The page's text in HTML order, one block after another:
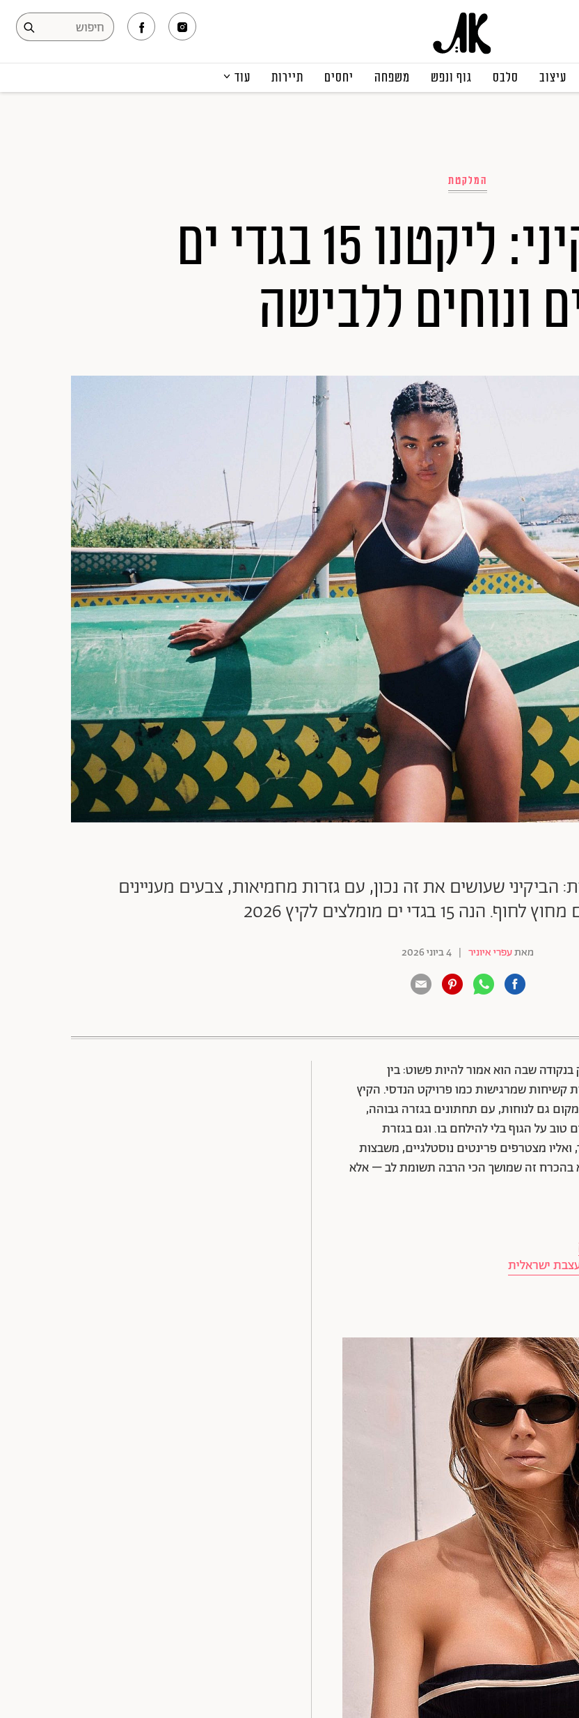
עיצוב סלבס גוף ונפש משפחה יחסים תיירות עוד
המלקטת
עונת הביקיני: ליקטנו 15 בגדי ים
ונוחים ללבישה
הביקיני שעושים את זה נכון, עם גזרות מחמיאות, צבעים מעניינים
15 בגדי ים מומלצים לקיץ 2026
מאתעפרי איוניר | 4 ביוני 2026
שבה הוא אמור להיות פשוט: בין
קשיחות שמרגישות כמו פרויקט הנדסי. הקיץ
גם לנוחות, עם תחתונים בגזרה גבוהה,
טוב על הגוף בלי להילחם בו. וגם בגזרת
מצטרפים פרינטים נוסטלגיים, משבצות
לא בהכרח זה שמושך הכי הרבה תשומת לב – אלא
ישראלית